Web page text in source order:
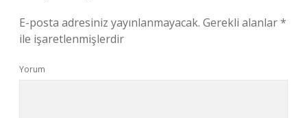
E-posta adresiniz yayınlanmayacak. Gerekli alanlar*
ile işaretlenmişlerdir
Yorum